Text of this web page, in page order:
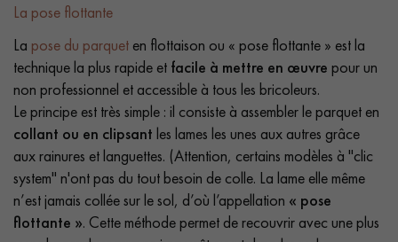
La pose flottante
La pose du parquet en flottaison ou « pose flottante » est la
technique la plus rapide et facile à mettre en œuvre pour un
non professionnel et accessible à tous les bricoleurs.
Le principe est très simple : il consiste à assembler le parquet en
collant ou en clipsant les lames les unes aux autres grâce
aux rainures et languettes. (Attention, certains modèles à "clic
system" n'ont pas du tout besoin de colle. La lame elle même
n’est jamais collée sur le sol, d’où l’appellation « pose
flottante ». Cette méthode permet de recouvrir avec une plus